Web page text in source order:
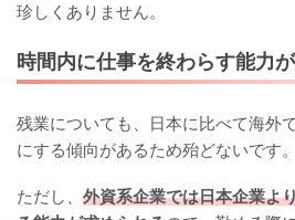
珍しくありません。
時間内に仕事を終わらす能力
残業についても、日本に比べて海外
にする傾向があるため殆どないです。
ただし、 外資系企業では日本企業よ